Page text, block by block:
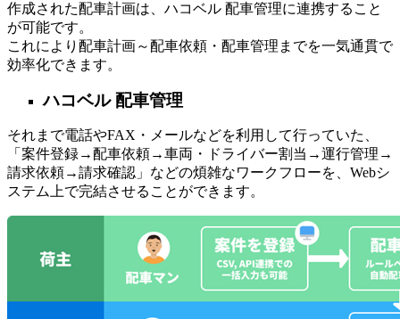
作成された配車計画は、ハコベル 配車管理に連携すること
が可能です。
これにより配車計画～配車依頼・配車管理までを一気通貫で
効率化できます。
ハコベル 配車管理
それまで電話やFAX・メールなどを利用して行っていた、
「案件登録→配車依頼→車両・ドライバー割当→運行管理→
請求依頼→請求確認」などの煩雑なワークフローを、Webシ
ステム上で完結させることができます。